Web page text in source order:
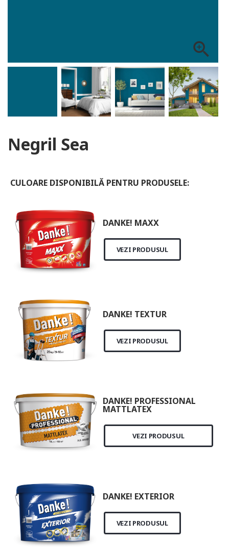
zoom_in
Negril Sea
CULOARE DISPONIBILĂ PENTRU PRODUSELE:
DANKE! MAXX
VEZI PRODUSUL
DANKE! TEXTUR
VEZI PRODUSUL
DANKE! PROFESSIONAL
MATTLATEX
VEZI PRODUSUL
DANKE! EXTERIOR
VEZI PRODUSUL